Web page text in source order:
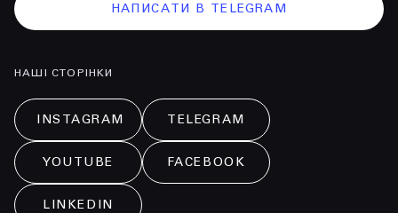
НАПИСАТИ В TELEGRAM
НАШІ СТОРІНКИ
INSTAGRAM TELEGRAM
YOUTUBE FACEBOOK
LINKEDIN